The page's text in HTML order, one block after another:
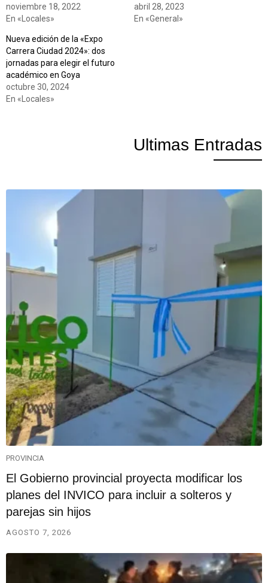
noviembre 18, 2022
En «Locales»
abril 28, 2023
En «General»
Nueva edición de la «Expo
Carrera Ciudad 2024»: dos
jornadas para elegir el futuro
académico en Goya
octubre 30, 2024
En «Locales»
Ultimas Entradas
PROVINCIA
El Gobierno provincial proyecta modificar los
planes del INVICO para incluir a solteros y
parejas sin hijos
AGOSTO 7, 2026